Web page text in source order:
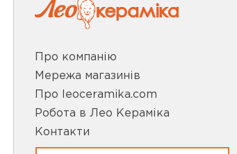
Про компанію
Мережа магазинів
Про leoceramika.com
Робота в Лео Кераміка
Контакти